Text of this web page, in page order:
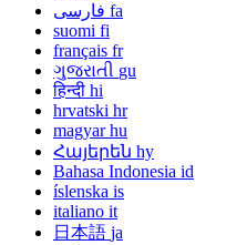
فارسی fa
suomi fi
français fr
ગુજરાતી gu
हिन्दी hi
hrvatski hr
magyar hu
Հայերեն hy
Bahasa Indonesia id
íslenska is
italiano it
日本語 ja